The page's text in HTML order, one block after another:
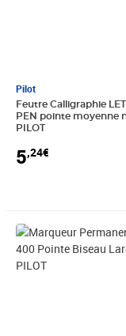
Pilot
Feutre Calligraphie
PEN pointe moyenne
PILOT
5,24€
Prix 5,19€